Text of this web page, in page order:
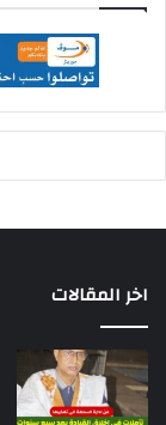
اخر المقالات